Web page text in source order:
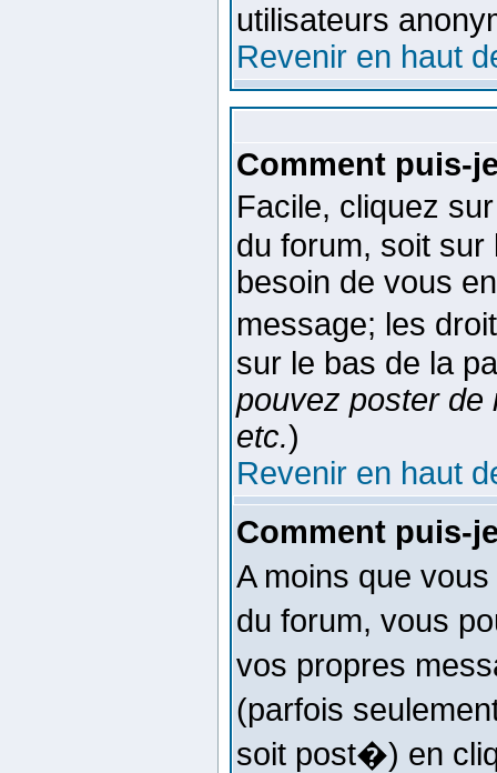
utilisateurs
Revenir en haut
Comment puis-
Facile, cliquez
du forum, soit sur
besoin de vous
message; les
sur le bas de la
pouvez poster de
etc.)
Revenir en haut
Comment puis-
A moins que
du forum, vous
vos propres
(parfois
soit post�) en